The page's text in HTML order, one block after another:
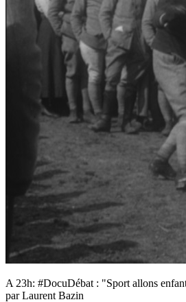
A 23h: #DocuDébat : "Sport allons
par Laurent Bazin